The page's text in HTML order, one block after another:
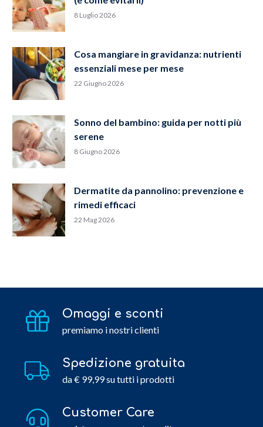
8 Luglio 2026
Cosa mangiare in gravidanza: nutrienti
essenziali mese per mese
22 Giugno 2026
Sonno del bambino: guida per notti più
serene
8 Giugno 2026
Dermatite da pannolino: prevenzione e
rimedi efficaci
22 Mag 2026
Omaggi e sconti
premiamo i nostri clienti
Spedizione gratuita
da € 99,99 su tutti i prodotti
Customer Care